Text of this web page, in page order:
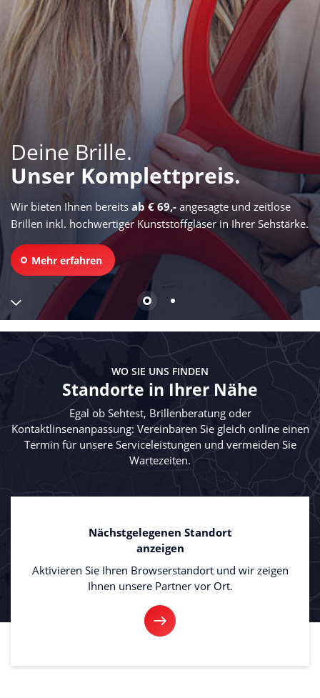
Deine Brille.
Unser Komplettpreis.
Wir bieten Ihnen bereitsab € 69,-angesagte und zeitlose
Brillen inkl. hochwertiger Kunststoffgläser in Ihrer Sehstärke.
Mehr erfahren
WO SIE UNS FINDEN
Standorte in Ihrer Nähe
Egal ob Sehtest, Brillenberatung oder
Kontaktlinsenanpassung: Vereinbaren Sie gleich online einen
Termin für unsere Serviceleistungen und vermeiden Sie
Wartezeiten.
Nächstgelegenen Standort
anzeigen
Aktivieren Sie Ihren Browserstandort und wir zeigen
Ihnen unsere Partner vor Ort.